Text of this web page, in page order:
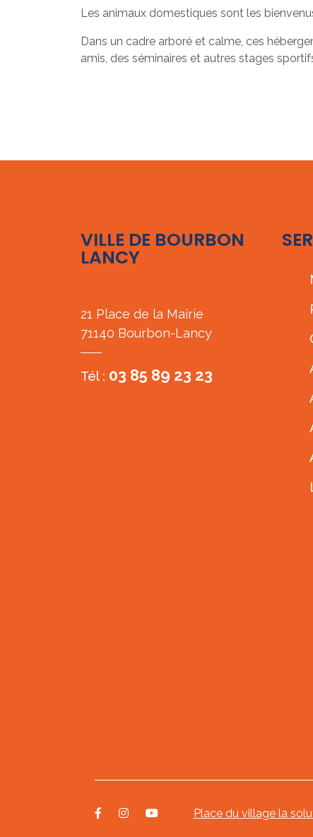
Les animaux domestiques sont les
Dans un cadre arboré et calme, ces
amis, des séminaires et autres stages
VILLE DE BOURBON
LANCY
21 Place de la Mairie
71140 Bourbon-Lancy
Tél : 03 85 89 23 23
Place du village la